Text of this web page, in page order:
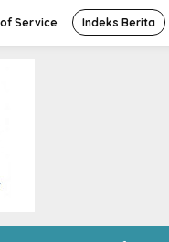
Service Indeks Berita